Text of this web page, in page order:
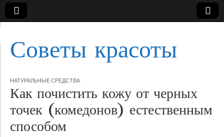
Советы красоты
НАТУРАЛЬНЫЕ СРЕДСТВА
Как почистить кожу от черных
точек (комедонов) естественным
способом